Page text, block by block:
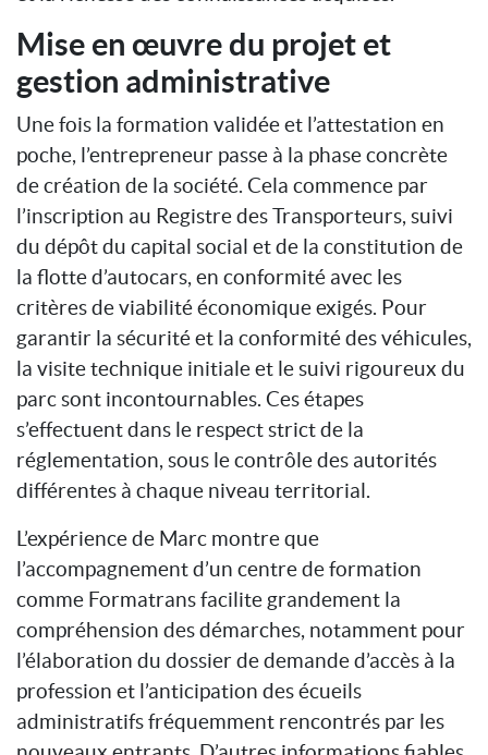
Mise en œuvre du projet et
gestion administrative
Une fois la formation validée et l’attestation en
poche, l’entrepreneur passe à la phase concrète
de création de la société. Cela commence par
l’inscription au Registre des Transporteurs, suivi
du dépôt du capital social et de la constitution de
la flotte d’autocars, en conformité avec les
critères de viabilité économique exigés. Pour
garantir la sécurité et la conformité des véhicules,
la visite technique initiale et le suivi rigoureux du
parc sont incontournables. Ces étapes
s’effectuent dans le respect strict de la
réglementation, sous le contrôle des autorités
différentes à chaque niveau territorial.
L’expérience de Marc montre que
l’accompagnement d’un centre de formation
comme Formatrans facilite grandement la
compréhension des démarches, notamment pour
l’élaboration du dossier de demande d’accès à la
profession et l’anticipation des écueils
administratifs fréquemment rencontrés par les